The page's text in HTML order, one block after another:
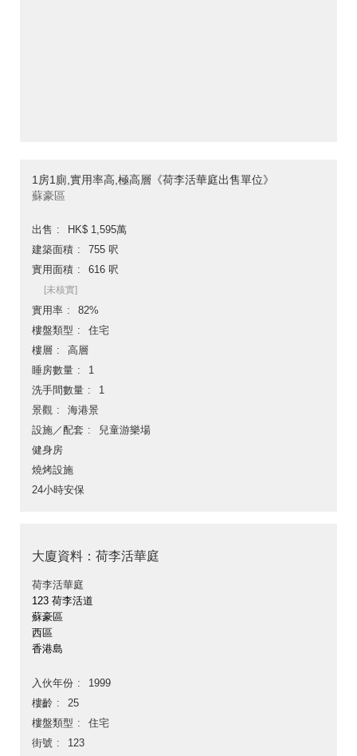
1房1廁,實用率高,極高層《荷李活華庭出售單位》
蘇豪區
出售
HK$ 1,595萬
建築面積
755 呎
實用面積
616 呎
[未核實]
實用率
82%
樓盤類型
住宅
樓層
高層
睡房數量
1
洗手間數量
1
景觀
海港景
設施／配套
兒童游樂場
健身房
燒烤設施
24小時安保
大廈資料：荷李活華庭
荷李活華庭
123 荷李活道
蘇豪區
西區
香港島
入伙年份
1999
樓齡
25
樓盤類型
住宅
街號
123